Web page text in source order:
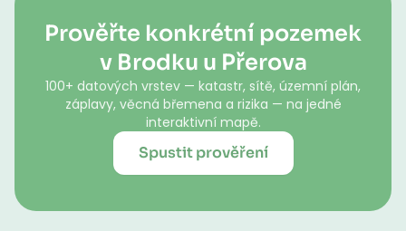
Prověřte konkrétní pozemek
v Brodku u Přerova
100+ datových vrstev — katastr, sítě, územní plán,
záplavy, věcná břemena a rizika — na jedné
interaktivní mapě.
Spustit prověření